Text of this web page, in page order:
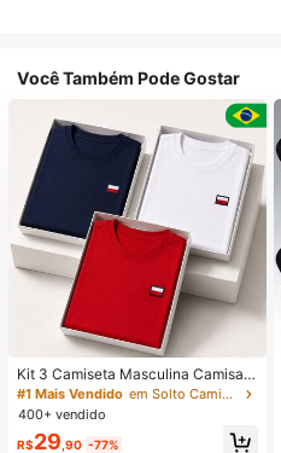
Você Também Pode Gostar
Kit 3 Camiseta Masculina Camisa
Malha Premium 100% Algodão Fio
30.1 Básica Modelo Tommi Confort
ável Varias Cores
#1 Mais Vendido
em Solto Camisetas masculinas
400+ vendido
R$29 ,90 -77%